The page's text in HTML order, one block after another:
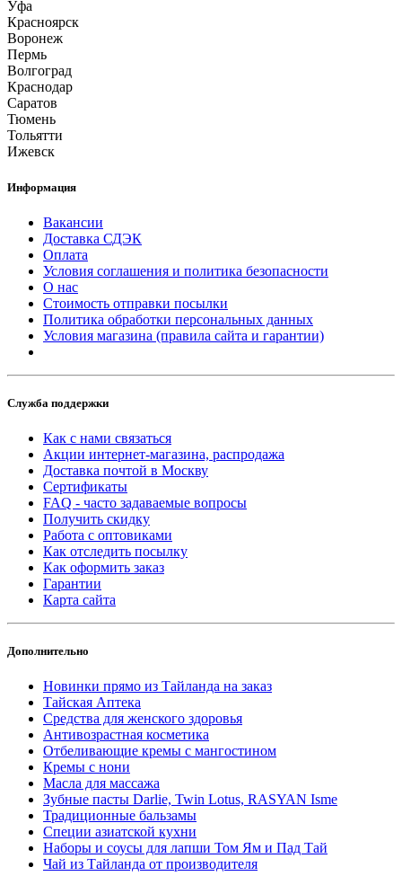
Уфа
Красноярск
Воронеж
Пермь
Волгоград
Краснодар
Саратов
Тюмень
Тольятти
Ижевск
Информация
Вакансии
Доставка СДЭК
Оплата
Условия соглашения и политика безопасности
О нас
Стоимость отправки посылки
Политика обработки персональных данных
Условия магазина (правила сайта и гарантии)
Служба поддержки
Как с нами связаться
Акции интернет-магазина, распродажа
Доставка почтой в Москву
Сертификаты
FAQ - часто задаваемые вопросы
Получить скидку
Работа с оптовиками
Как отследить посылку
Как оформить заказ
Гарантии
Карта сайта
Дополнительно
Новинки прямо из Тайланда на заказ
Тайская Аптека
Средства для женского здоровья
Антивозрастная косметика
Отбеливающие кремы с мангостином
Кремы с нони
Масла для массажа
Зубные пасты Darlie, Twin Lotus, RASYAN Isme
Традиционные бальзамы
Специи азиатской кухни
Наборы и соусы для лапши Том Ям и Пад Тай
Чай из Тайланда от производителя